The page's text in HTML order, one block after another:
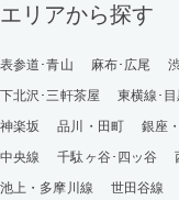
エリアから探す
表参道･青山 麻布･広尾
下北沢･三軒茶屋
東横線･目
神楽坂
品川・田町 銀座
中央線
千駄ヶ谷･四ッ谷
池上・多摩川線
世田谷線